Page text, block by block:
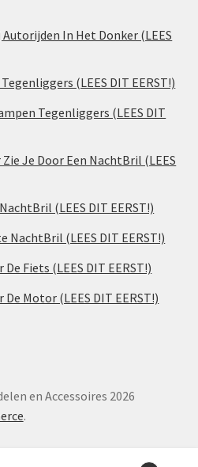
In Het Donker (LEES
(LEES DIT EERST!)
Tegenliggers (LEES DIT
Je Door Een NachtBril (LEES
(LEES DIT EERST!)
NachtBril (LEES DIT EERST!)
Fiets (LEES DIT EERST!)
Motor (LEES DIT EERST!)
en Accessoires 2026
.